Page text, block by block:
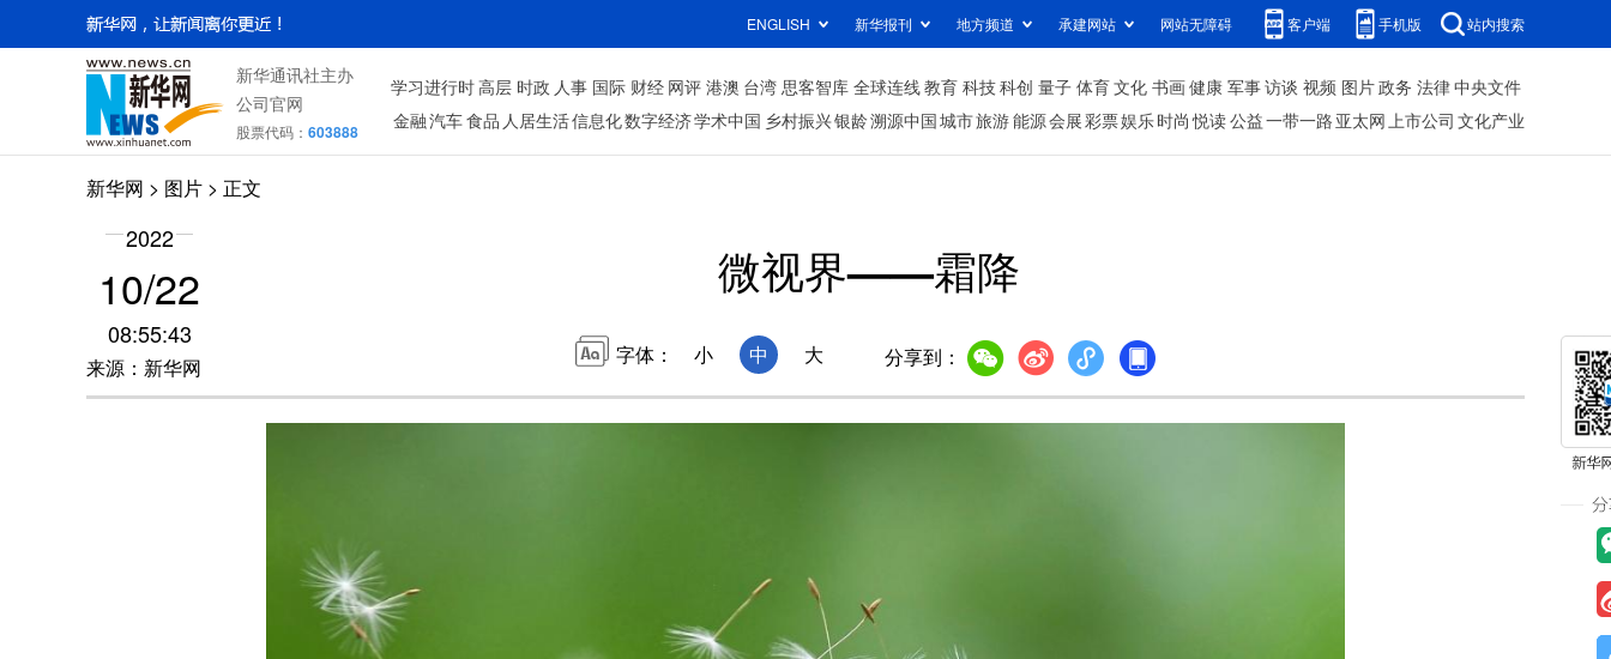
ENGLISH 新华报刊 地方频道 承建网站 网站无障碍 客户端 手机版 站内搜索
新华通讯社主办
公司官网
股票代码： 603888
学习进行时高层 时政 人事 国际 财经 网评 港澳 台湾 思客智库 全球连线教育 科技科创 量子 体育文化 书画健康 军事访谈 视频 图片政务 法律中央文件
金融汽车食品 人居生活信息化数字经济学术中国 乡村振兴银龄溯源中国城市旅游能源会展彩票娱乐时尚 悦读公益一带一路 亚太网上市公司 文化产业
新华网 > 图片 > 正文
2022
10/22
08:55:43
来源：新华网
微视界——霜降
字体： 小 中 大 分享到：